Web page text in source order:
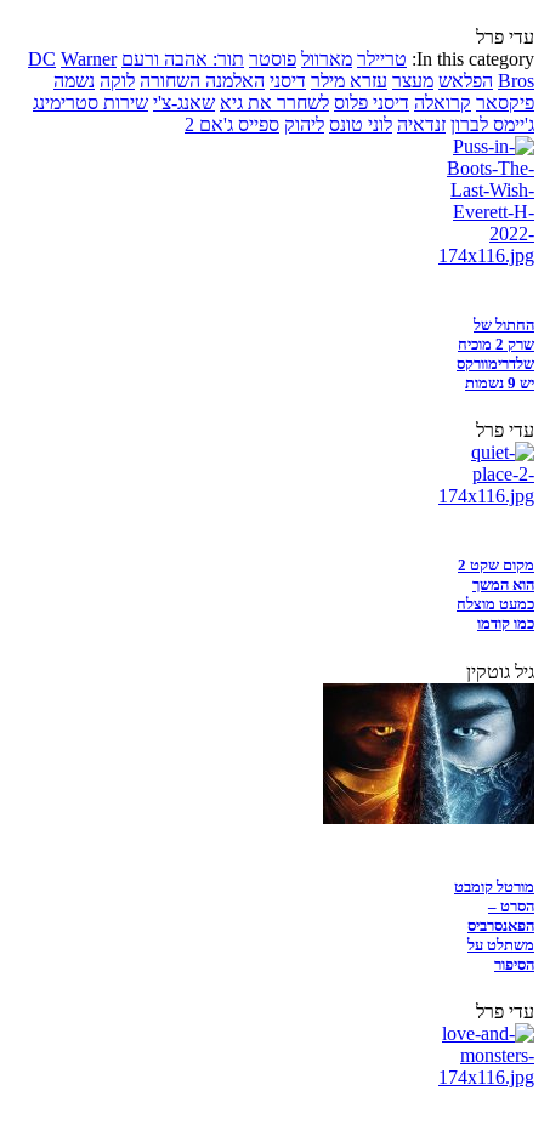
עדי פרל
In this category: טריילר מארוול פוסטר תור: אהבה ורעם DC Warner
Bros הפלאש מעצר עזרא מילר דיסני האלמנה השחורה לוקה נשמה
פיקסאר קרואלה דיסני פלוס לשחרר את גיא שאנג-צ'י שירות סטרימינג
ג'יימס לברון זנדאיה לוני טונס ליהוק ספייס ג'אם 2
החתול של
שרק 2 מוכיח
שלדרימוורקס
יש 9 נשמות
עדי פרל
מקום שקט 2
הוא המשך
כמעט מוצלח
כמו קודמו
גיל גוטקין
מורטל קומבט
הסרט –
הפאנסרביס
משתלט על
הסיפור
עדי פרל